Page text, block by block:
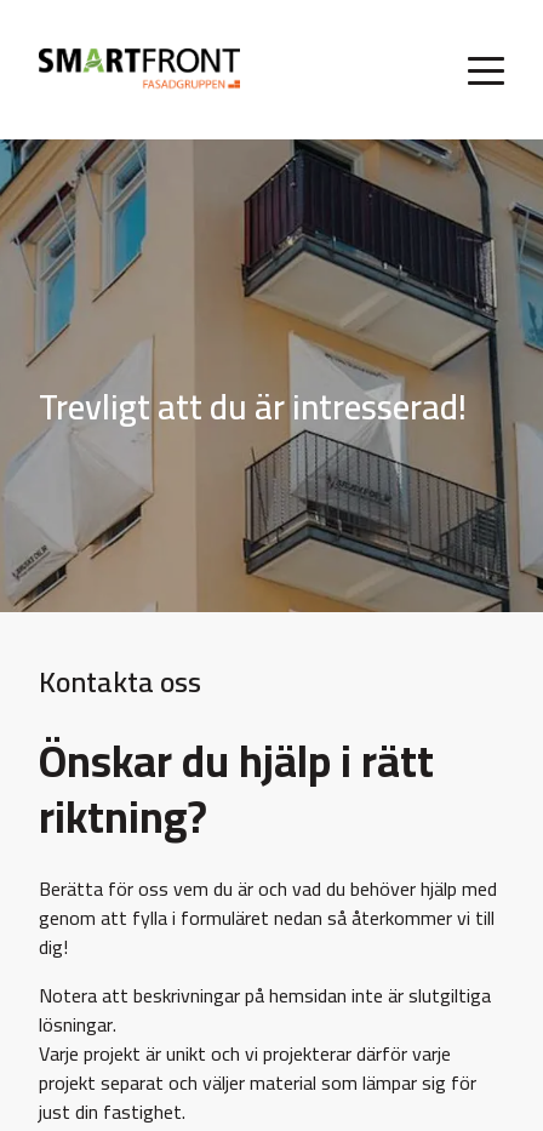
Trevligt att du är intresserad!
Kontakta oss
Önskar du hjälp i rätt
riktning?
Berätta för oss vem du är och vad du behöver hjälp med
genom att fylla i formuläret nedan så återkommer vi till
dig!
Notera att beskrivningar på hemsidan inte är slutgiltiga
lösningar.
Varje projekt är unikt och vi projekterar därför varje
projekt separat och väljer material som lämpar sig för
just din fastighet.